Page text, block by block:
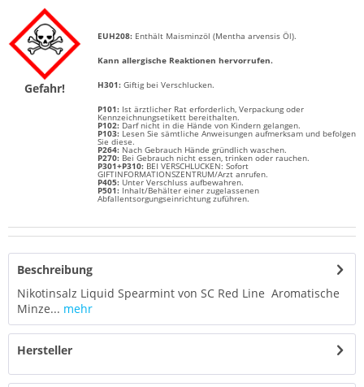
Gefahr!
EUH208: Enthält Maisminzöl (Mentha arvensis Öl).
Kann allergische Reaktionen hervorrufen.
H301: Giftig bei Verschlucken.
P101: Ist ärztlicher Rat erforderlich, Verpackung oder
Kennzeichnungsetikett bereithalten.
P102: Darf nicht in die Hände von Kindern gelangen.
P103: Lesen Sie sämtliche Anweisungen aufmerksam und befolgen
Sie diese.
P264: Nach Gebrauch Hände gründlich waschen.
P270: Bei Gebrauch nicht essen, trinken oder rauchen.
P301+P310: BEI VERSCHLUCKEN: Sofort
GIFTINFORMATIONSZENTRUM/Arzt anrufen.
P405: Unter Verschluss aufbewahren.
P501: Inhalt/Behälter einer zugelassenen
Abfallentsorgungseinrichtung zuführen.
Beschreibung
Nikotinsalz Liquid Spearmint von SC Red Line Aromatische
Minze... mehr
Hersteller